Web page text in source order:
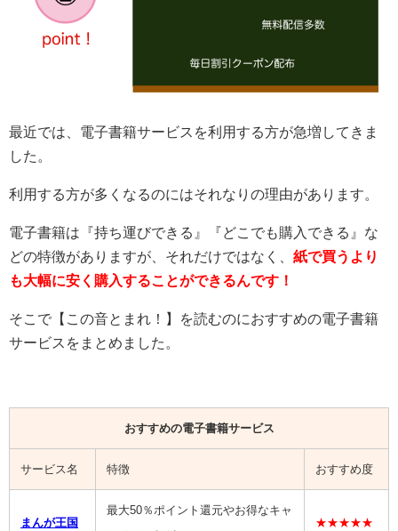
最近では、電子書籍サービスを利用する方が急増してきま
した。
利用する方が多くなるのにはそれなりの理由があります。
電子書籍は『持ち運びできる』『どこでも購入できる』な
どの特徴がありますが、それだけではなく、 紙で買うより
も大幅に安く購入することができるんです！
そこで【 この音とまれ！ 】を読むのにおすすめの電子書籍
サービスをまとめました。
おすすめの電子書籍サービス
サービス名 特徴 おすすめ度
まんが王国
最大50％ポイント還元やお得なキャ
★★★★★